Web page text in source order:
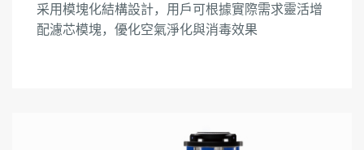
采用模塊化結構設計，用戶可根據實際需求靈活增
配濾芯模塊，優化空氣淨化與消毒效果